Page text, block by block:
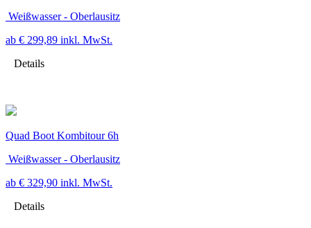
Weißwasser - Oberlausitz
ab € 299,89 inkl. MwSt.
Details
Quad Boot Kombitour 6h
Weißwasser - Oberlausitz
ab € 329,90 inkl. MwSt.
Details